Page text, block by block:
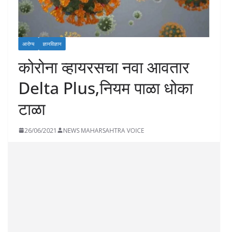
आरोग्य ज्ञानविज्ञान
कोरोना व्हायरसचा नवा आवतार
Delta Plus,नियम पाळा धोका
टाळा
26/06/2021 NEWS MAHARSAHTRA VOICE